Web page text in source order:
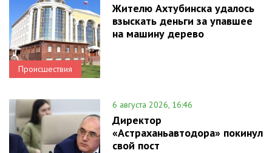
Происшествия
Жителю Ахтубинска удалось
взыскать деньги за упавшее
на машину дерево
6 августа 2026, 16:46
Директор
«Астраханьавтодора» покинул
свой пост